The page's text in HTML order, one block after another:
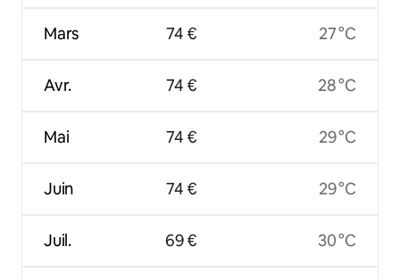
Mars
Avr.
Mai
Juin
Juil.
74 €
74 €
74 €
74 €
69 €
27 °C
28 °C
29 °C
29 °C
30 °C